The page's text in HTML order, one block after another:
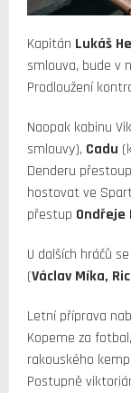
Kapitán Lukáš
smlouva, bude v
Prodloužení
Naopak kabinu
smlouvy), Cadu
Denderu
hostovat ve
přestup Ondřeje
U dalších hráčů
(Václav Míka,
Letní příprava
Kopeme za
rakouského
Postupně